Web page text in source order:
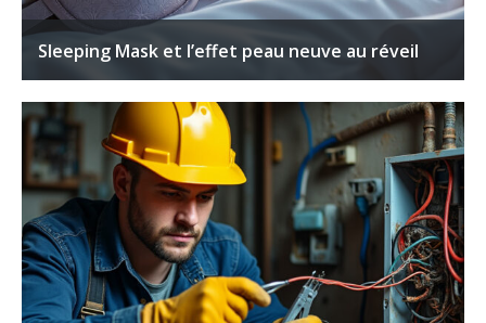
Sleeping Mask et l’effet peau neuve au réveil